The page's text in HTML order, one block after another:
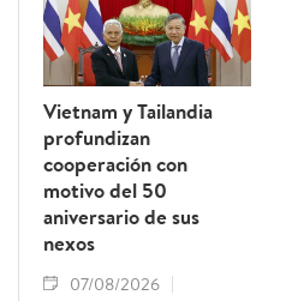
Vietnam y Tailandia
profundizan
cooperación con
motivo del 50
aniversario de sus
nexos
07/08/2026